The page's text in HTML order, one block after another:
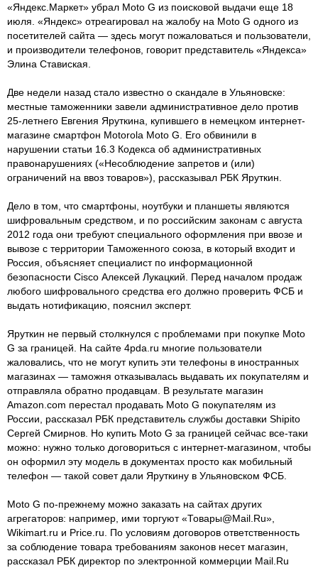
«Яндекс.Маркет» убрал Moto G из поисковой выдачи еще 18
июля. «Яндекс» отреагировал на жалобу на Moto G одного из
посетителей сайта — здесь могут пожаловаться и пользователи,
и производители телефонов, говорит представитель «Яндекса»
Элина Ставиская.
Две недели назад стало известно о скандале в Ульяновске:
местные таможенники завели административное дело против
25-летнего Евгения Яруткина, купившего в немецком интернет-
магазине смартфон Motorola Moto G. Его обвинили в
нарушении статьи 16.3 Кодекса об административных
правонарушениях («Несоблюдение запретов и (или)
ограничений на ввоз товаров»), рассказывал РБК Яруткин.
Дело в том, что смартфоны, ноутбуки и планшеты являются
шифровальным средством, и по российским законам с августа
2012 года они требуют специального оформления при ввозе и
вывозе с территории Таможенного союза, в который входит и
Россия, объясняет специалист по информационной
безопасности Cisco Алексей Лукацкий. Перед началом продаж
любого шифровального средства его должно проверить ФСБ и
выдать нотификацию, пояснил эксперт.
Яруткин не первый столкнулся с проблемами при покупке Moto
G за границей. На сайте 4pda.ru многие пользователи
жаловались, что не могут купить эти телефоны в иностранных
магазинах — таможня отказывалась выдавать их покупателям и
отправляла обратно продавцам. В результате магазин
Amazon.com перестал продавать Moto G покупателям из
России, рассказал РБК представитель службы доставки Shipito
Сергей Смирнов. Но купить Moto G за границей сейчас все-таки
можно: нужно только договориться с интернет-магазином, чтобы
он оформил эту модель в документах просто как мобильный
телефон — такой совет дали Яруткину в Ульяновском ФСБ.
Moto G по-прежнему можно заказать на сайтах других
агрегаторов: например, ими торгуют «Товары@Mail.Ru»,
Wikimart.ru и Price.ru. По условиям договоров ответственность
за соблюдение товара требованиям законов несет магазин,
рассказал РБК директор по электронной коммерции Mail.Ru